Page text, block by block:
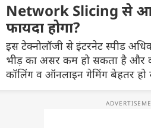
Network Slicing से
फायदा होगा?
इस टेक्नोलॉजी से इंटरनेट स्पीड
भीड़ का असर कम हो सकता है और
कॉलिंग व ऑनलाइन गेमिंग बेहतर हो